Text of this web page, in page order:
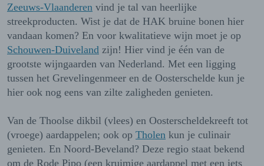
Zeeuws-Vlaanderen vind je tal van heerlijke
streekproducten. Wist je dat de HAK bruine bonen hier
vandaan komen? En voor kwalitatieve wijn moet je op
Schouwen-Duiveland zijn! Hier vind je één van de
grootste wijngaarden van Nederland. Met een ligging
tussen het Grevelingenmeer en de Oosterschelde kun je
hier ook nog eens van zilte zaligheden genieten.
Van de Thoolse dikbil (vlees) en Oosterscheldekreeft tot
(vroege) aardappelen; ook op Tholen kun je culinair
genieten. En Noord-Beveland? Deze regio staat bekend
om de Rode Pipo (een kruimige aardappel met een iets